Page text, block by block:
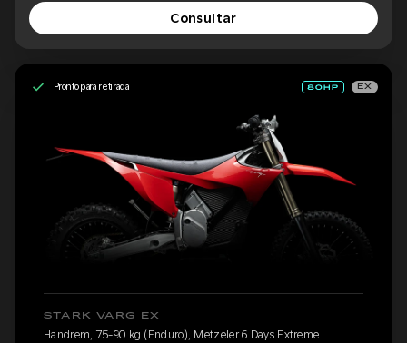
Consultar
Pronto para retirada EX
STARK VARG EX
Handrem, 75-90 kg (Enduro), Metzeler 6 Days Extreme